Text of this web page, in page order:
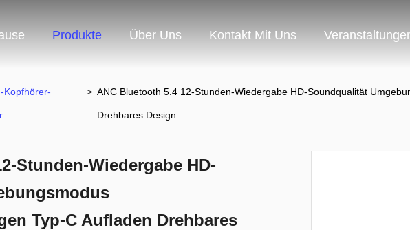
Produkte Über Uns Kontakt Mit Uns
Kopfhörer- > ANC Bluetooth 5.4 12-Stunden-Wiedergabe HD-Soundqualität
Drehbares Design
Stunden-Wiedergabe HD-
Typ-C Aufladen Drehbares